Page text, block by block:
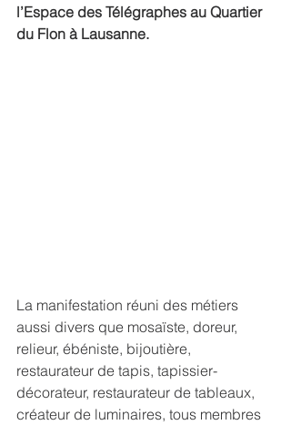
l’Espace des Télégraphes au Quartier
du Flon à Lausanne.
La manifestation réuni des métiers
aussi divers que mosaïste, doreur,
relieur, ébéniste, bijoutière,
restaurateur de tapis, tapissier-
décorateur, restaurateur de tableaux,
créateur de luminaires, tous membres